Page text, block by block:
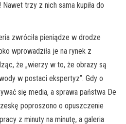
trzy z nich sama kupiła do
zwróciła pieniądze w drodze
wprowadziła je na rynek z
że „wierzy w to, że obrazy są
w postaci ekspertyz”. Gdy o
się media, a sprawa państwa De
poproszono o opuszczenie
z minuty na minutę, a galeria